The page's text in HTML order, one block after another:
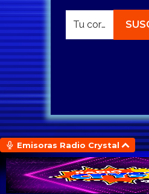
Emisoras Radio Crystal